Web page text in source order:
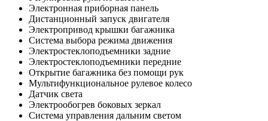
Электронная приборная панель
Дистанционный запуск двигателя
Электропривод крышки багажника
Система выбора режима движения
Электростеклоподъемники задние
Электростеклоподъемники передние
Открытие багажника без помощи рук
Мультифункциональное рулевое колесо
Датчик света
Электрообогрев боковых зеркал
Система управления дальним светом